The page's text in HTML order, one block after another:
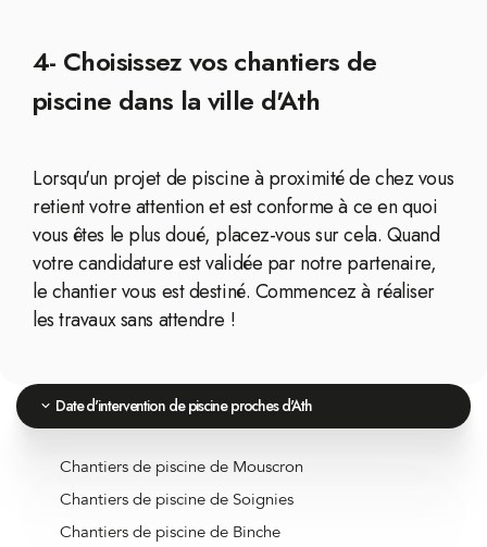
4- Choisissez vos chantiers de
piscine dans la ville d'Ath
Lorsqu'un projet de piscine à proximité de chez vous
retient votre attention et est conforme à ce en quoi
vous êtes le plus doué, placez-vous sur cela. Quand
votre candidature est validée par notre partenaire,
le chantier vous est destiné. Commencez à réaliser
les travaux sans attendre !
Date d'intervention de piscine proches d'Ath
Chantiers de piscine de Mouscron
Chantiers de piscine de Soignies
Chantiers de piscine de Binche